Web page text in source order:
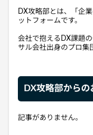
DX攻略部とは、「企
ットフォームです。
会社で抱えるDX課題
サル会社出身のプロ集
DX攻略部からの
記事がありません。